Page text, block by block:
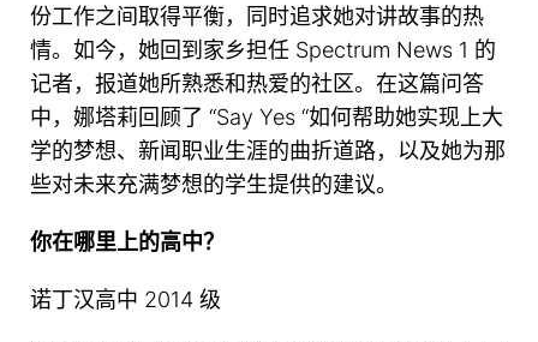
份工作之间取得平衡，同时追求她对讲故事的热
情。如今，她回到家乡担任 Spectrum News 1 的
记者，报道她所熟悉和热爱的社区。在这篇问答
中，娜塔莉回顾了 “Say Yes “如何帮助她实现上大
学的梦想、新闻职业生涯的曲折道路，以及她为那
些对未来充满梦想的学生提供的建议。
你在哪里上的高中？
诺丁汉高中 2014 级